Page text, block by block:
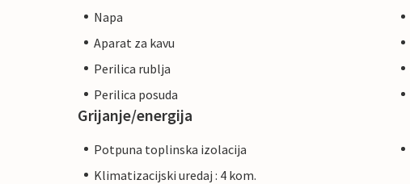
Napa
Aparat za kavu
Perilica rublja
Perilica posuda
Grijanje/energija
Potpuna toplinska izolacija
Klimatizacijski uredaj : 4 kom.